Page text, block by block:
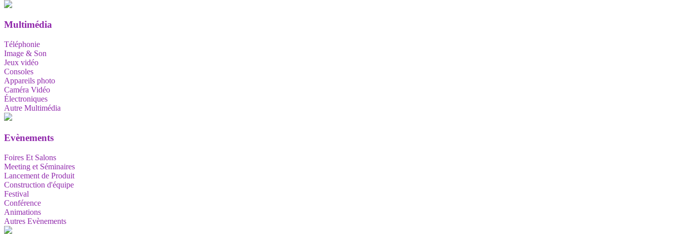
Multimédia
Téléphonie
Image & Son
Jeux vidéo
Consoles
Appareils photo
Caméra Vidéo
Électroniques
Autre Multimédia
Evènements
Foires Et Salons
Meeting et Séminaires
Lancement de Produit
Construction d'équipe
Festival
Conférence
Animations
Autres Evènements